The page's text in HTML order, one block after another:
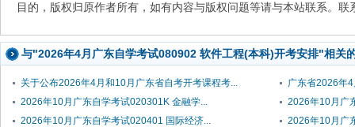
目的，版权归原作者所有，如有内容与版权问题等请与本站联系。
与"2026年4月广东自学考试080902 软件工程(本科)开考安排"相关
关于公布2026年4月和10月广东省自考开考课程考...
广东省2026年
2026年10月广东自学考试020301K 金融学...
2026年10月广
2026年10月广东自学考试020401 国际经济...
2026年10月广